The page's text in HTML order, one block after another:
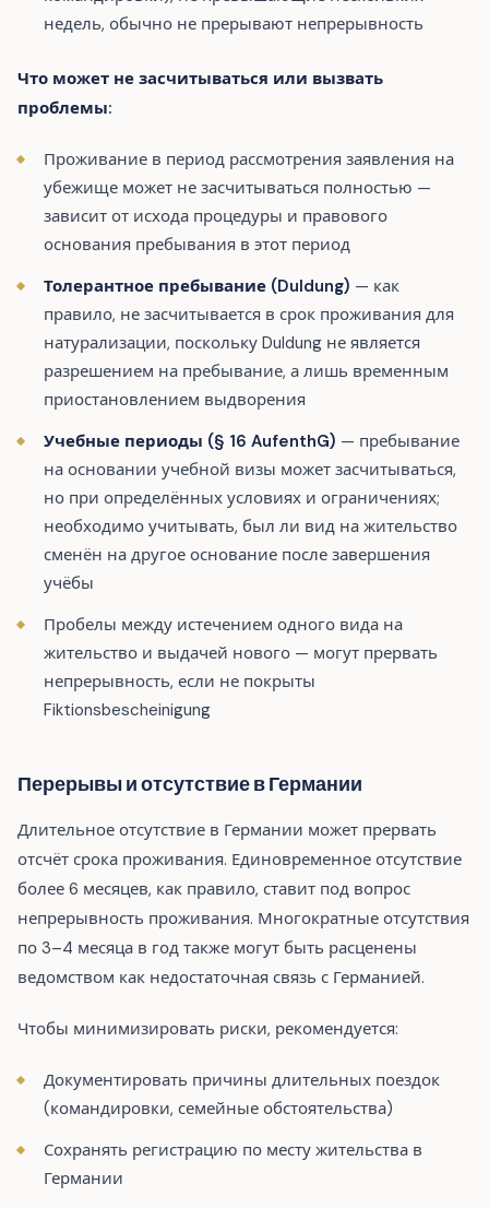
недель, обычно не прерывают непрерывность
Что может не засчитываться или вызвать
проблемы:
Проживание в период рассмотрения заявления на
убежище может не засчитываться полностью —
зависит от исхода процедуры и правового
основания пребывания в этот период
Толерантное пребывание (Duldung) — как
правило, не засчитывается в срок проживания для
натурализации, поскольку Duldung не является
разрешением на пребывание, а лишь временным
приостановлением выдворения
Учебные периоды (§ 16 AufenthG) — пребывание
на основании учебной визы может засчитываться,
но при определённых условиях и ограничениях;
необходимо учитывать, был ли вид на жительство
сменён на другое основание после завершения
учёбы
Пробелы между истечением одного вида на
жительство и выдачей нового — могут прервать
непрерывность, если не покрыты
Fiktionsbescheinigung
Перерывы и отсутствие в Германии
Длительное отсутствие в Германии может прервать
отсчёт срока проживания. Единовременное отсутствие
более 6 месяцев, как правило, ставит под вопрос
непрерывность проживания. Многократные отсутствия
по 3–4 месяца в год также могут быть расценены
ведомством как недостаточная связь с Германией.
Чтобы минимизировать риски, рекомендуется:
Документировать причины длительных поездок
(командировки, семейные обстоятельства)
Сохранять регистрацию по месту жительства в
Германии